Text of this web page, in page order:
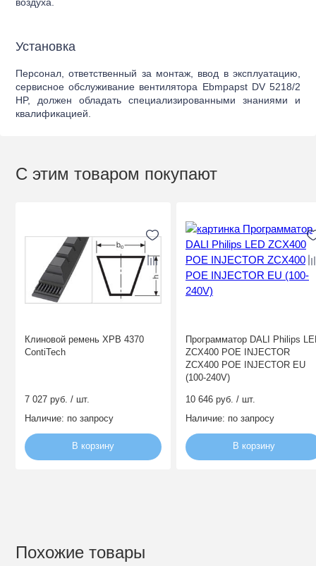
Установка
Персонал, ответственный за монтаж, ввод в эксплуатацию,
сервисное обслуживание вентилятора Ebmpapst DV 5218/2
HP, должен обладать специализированными знаниями и
квалификацией.
С этим товаром покупают
Клиновой ремень XPB 4370
ContiTech
7 027 руб. / шт.
Наличие: по запросу
В корзину
Программатор DALI Philips
ZCX400 POE INJECTOR
ZCX400 POE INJECTOR EU
(100-240V)
10 646 руб. / шт.
Наличие: по запросу
В корзину
Похожие товары